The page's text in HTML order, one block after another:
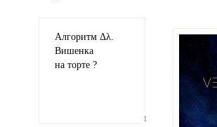
Алгоритм Δλ.
Вишенка
на торте ?
1